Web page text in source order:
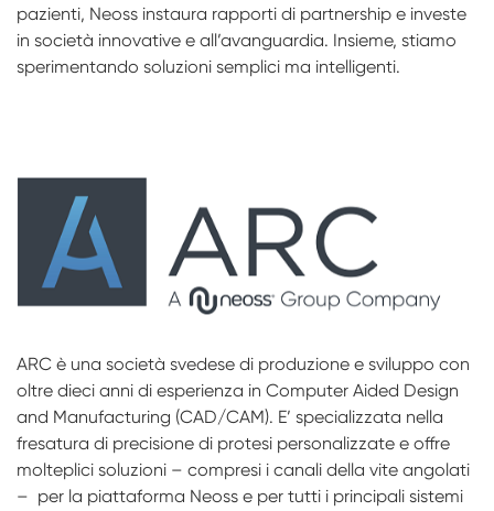
pazienti, Neoss instaura rapporti di partnership e investe
in società innovative e all’avanguardia. Insieme, stiamo
sperimentando soluzioni semplici ma intelligenti.
ARC è una società svedese di produzione e sviluppo con
oltre dieci anni di esperienza in Computer Aided Design
and Manufacturing (CAD/CAM). E’ specializzata nella
fresatura di precisione di protesi personalizzate e offre
molteplici soluzioni – compresi i canali della vite angolati
– per la piattaforma Neoss e per tutti i principali sistemi